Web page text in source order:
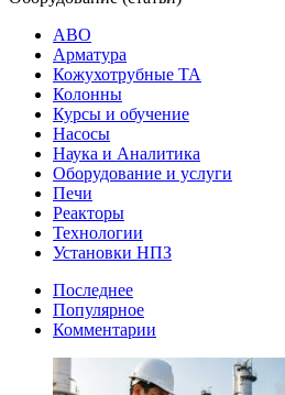
АВО
Арматура
Кожухотрубные ТА
Колонны
Курсы и обучение
Насосы
Наука и Аналитика
Оборудование и услуги
Печи
Реакторы
Технологии
Установки НПЗ
Последнее
Популярное
Комментарии